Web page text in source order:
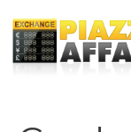
contenuto